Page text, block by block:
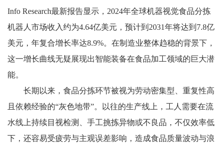
Info Research最新报告显示， 2024年全球机器视觉食品分拣
机器人市场收入约为4.64亿美元，预计到 2031年将达到 7.8亿
美元，年复合增长率达8.9%。在制造业整体趋稳的背景下，
这一增长曲线无疑展现出智能装备在食品加工领域的巨大潜
能。
长期以来，食品分拣环节被视为劳动密集型、重复性高
且依赖经验的“灰色地带”。以往的生产线上，工人需要在流
水线上持续目视检测、手工挑拣异物或不良品，不仅效率低
下，还容易受疲劳与主观误差影响，造成食品质量波动与浪